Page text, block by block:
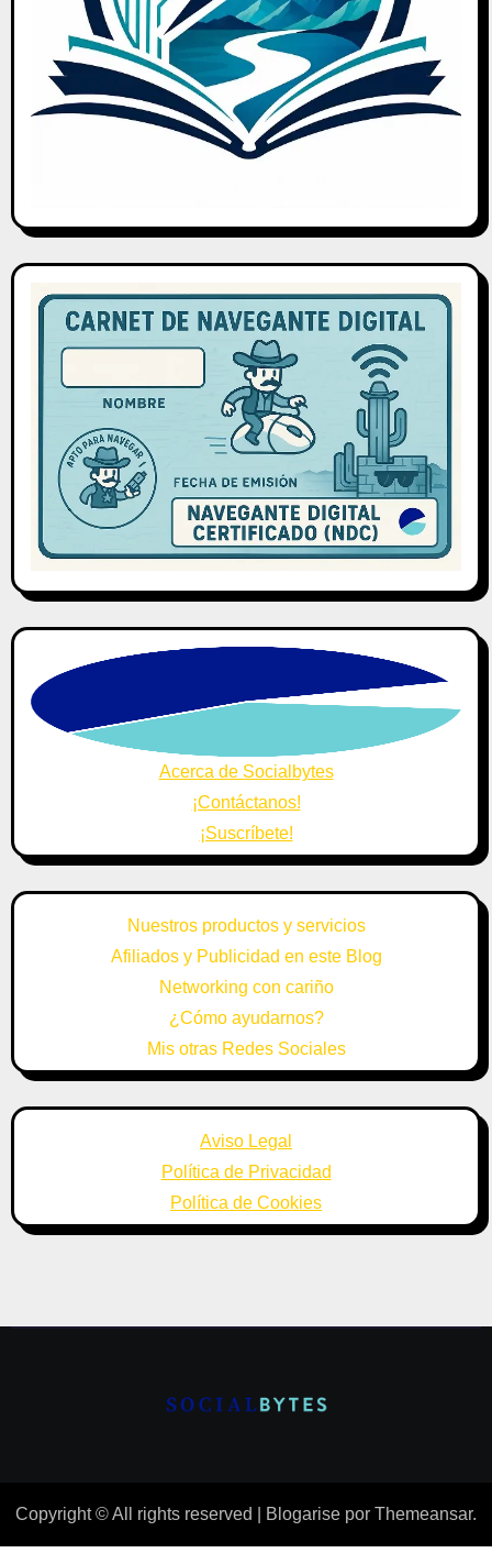
Acerca de Socialbytes
¡Contáctanos!
¡Suscríbete!
Nuestros productos y servicios
Afiliados y Publicidad en este Blog
Networking con cariño
¿Cómo ayudarnos?
Mis otras Redes Sociales
Aviso Legal
Política de Privacidad
Política de Cookies
Copyright © All rights reserved Blogarise por Themeansar.